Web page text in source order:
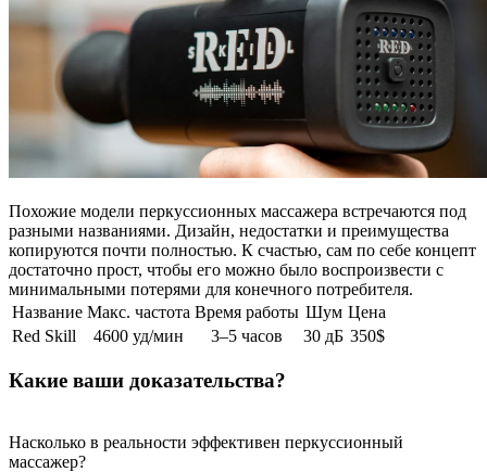
Похожие модели перкуссионных массажера встречаются под
разными названиями. Дизайн, недостатки и преимущества
копируются почти полностью. К счастью, сам по себе концепт
достаточно прост, чтобы его можно было воспроизвести с
минимальными потерями для конечного потребителя.
Название Макс. частота Время работы Шум Цена
Red Skill
4600 уд/мин 3–5 часов 30 дБ 350$
Какие ваши доказательства?
Насколько в реальности эффективен перкуссионный
массажер?